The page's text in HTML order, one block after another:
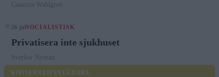
Catarina Wahlgren
26 julSOCIALISTISK
Privatisera inte sjukhuset
Sverker Nyman
KONSERVATIVA LEDARE